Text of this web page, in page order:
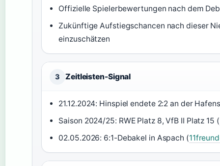
Offizielle Spielerbewertungen nach dem
Zukünftige Aufstiegschancen nach dieser
einzuschätzen
3 Zeitleisten-Signal
21.12.2024: Hinspiel endete 2:2 an der
Saison 2024/25: RWE Platz 8, VfB II Platz 15 (
02.05.2026: 6:1-Debakel in Aspach (